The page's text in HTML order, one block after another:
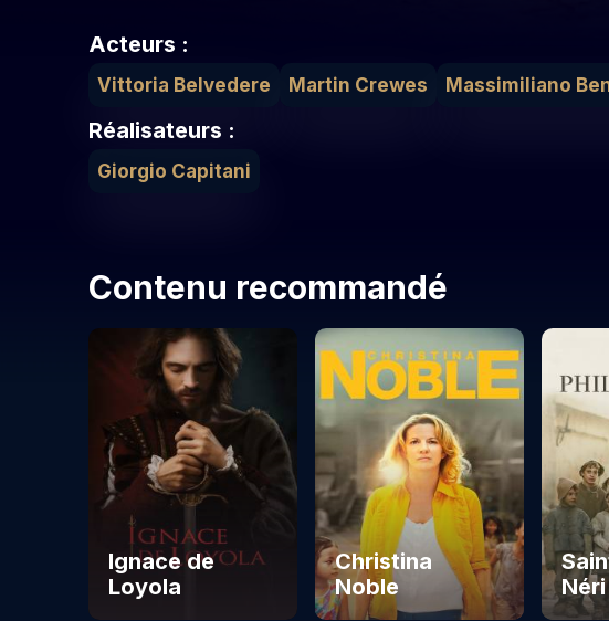
Acteurs :
Vittoria Belvedere Martin Crewes Massimiliano
Réalisateurs :
Giorgio Capitani
Contenu recommandé
Ignace de
Loyola
Christina
Noble
Néri